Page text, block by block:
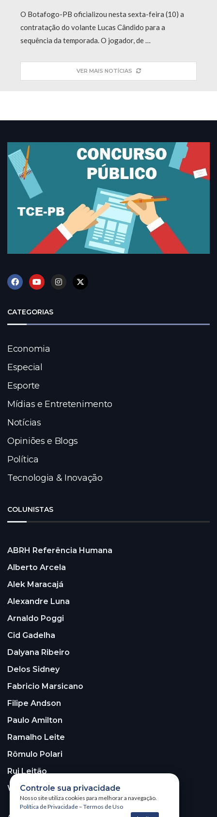
O Botafogo-PB oficializou nesta sexta-feira (10) a
contratação do volante Lucas Cândido para a
sequência da temporada. O jogador, de …
VER MAIS NOTÍCIAS
CATEGORIAS
Economia
Especial
Esporte
Mídias e Entretenimento
Notícias
Opiniões e Blogs
Política
Tecnologia & Inovação
COLUNISTAS
ABRH Referência Humana
Alberto Arcela
Alek Maracajá
Alexandre Luna
Arnaldo Poggi
Cid Gadelha
Dalyana Ribeiro
Delos Sidney
Fabricio Marsicano
Filipe Andson
Paulo Amilton
Ramalho Leite
Rômulo Polari
Rui Leitão
Walter Santos
Controle sua privacidade
Nosso site utiliza cookies para melhorar a navegação.
Política de Privacidade – Termos de Uso